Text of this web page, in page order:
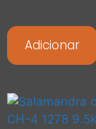
Adicionar